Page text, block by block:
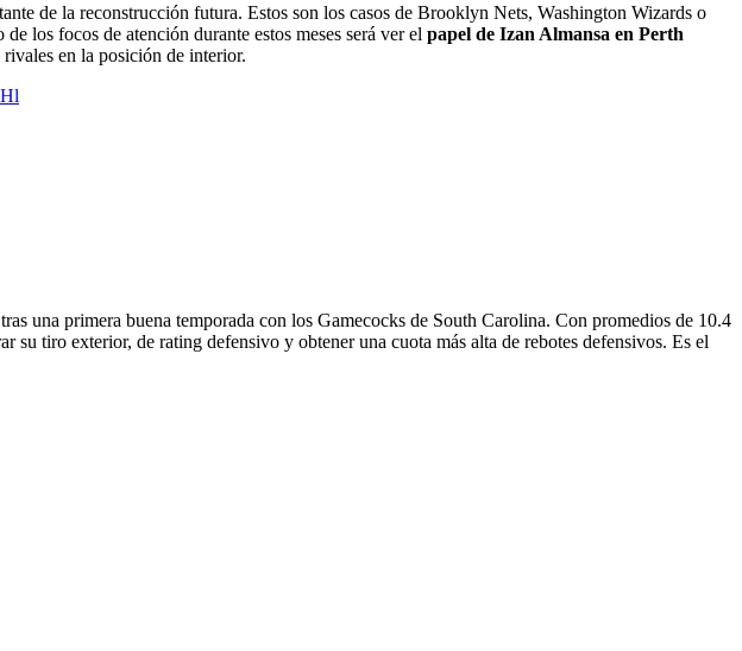
de la reconstrucción futura. Estos son los casos de Brooklyn Nets, Washington Wizards o
los focos de atención durante estos meses será ver el papel de Izan Almansa en Perth
en la posición de interior.
tras una primera buena temporada con los Gamecocks de South Carolina. Con promedios de 10.4
su tiro exterior, de rating defensivo y obtener una cuota más alta de rebotes defensivos. Es el